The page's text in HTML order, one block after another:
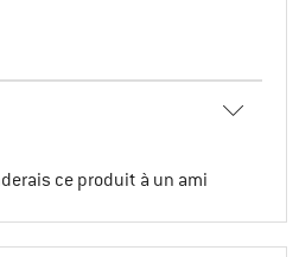
ce produit à un ami